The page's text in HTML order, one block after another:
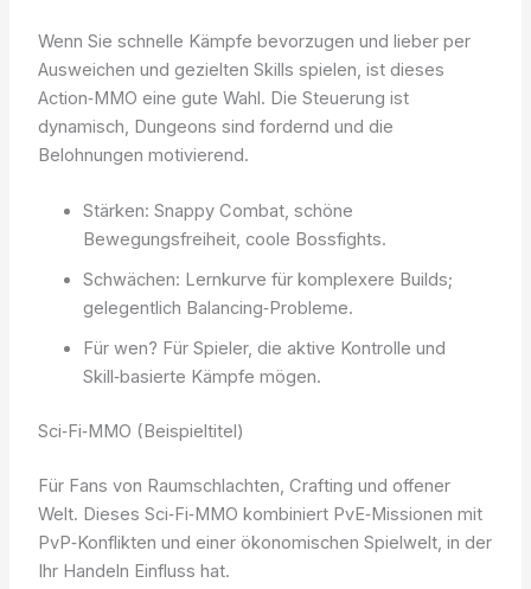
Wenn Sie schnelle Kämpfe bevorzugen und lieber per
Ausweichen und gezielten Skills spielen, ist dieses
Action‑MMO eine gute Wahl. Die Steuerung ist
dynamisch, Dungeons sind fordernd und die
Belohnungen motivierend.
Stärken: Snappy Combat, schöne
Bewegungsfreiheit, coole Bossfights.
Schwächen: Lernkurve für komplexere Builds;
gelegentlich Balancing‑Probleme.
Für wen? Für Spieler, die aktive Kontrolle und
Skill‑basierte Kämpfe mögen.
Sci‑Fi‑MMO (Beispieltitel)
Für Fans von Raumschlachten, Crafting und offener
Welt. Dieses Sci‑Fi‑MMO kombiniert PvE‑Missionen mit
PvP‑Konflikten und einer ökonomischen Spielwelt, in der
Ihr Handeln Einfluss hat.